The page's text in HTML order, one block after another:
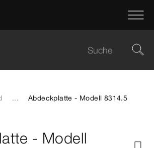
... Abdeckplatte - Modell 8314.5
- Modell